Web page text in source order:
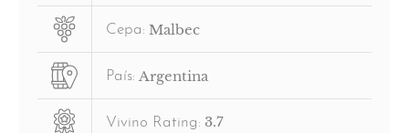
Cepa: Malbec
País: Argentina
Vivino Rating: 3.7